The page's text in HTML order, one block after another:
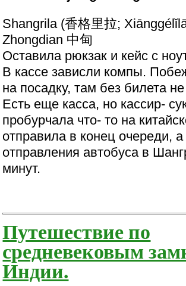
Shangrila (香格里拉;
Zhongdian 中甸
Оставила рюкзак и кейс с
В кассе зависли компы.
на посадку, там без билета
Есть еще касса, но кассир-
пробурчала что- то на
отправила в конец очереди,
отправления автобуса в
минут.
Путешествие по
средневековым
Индии.